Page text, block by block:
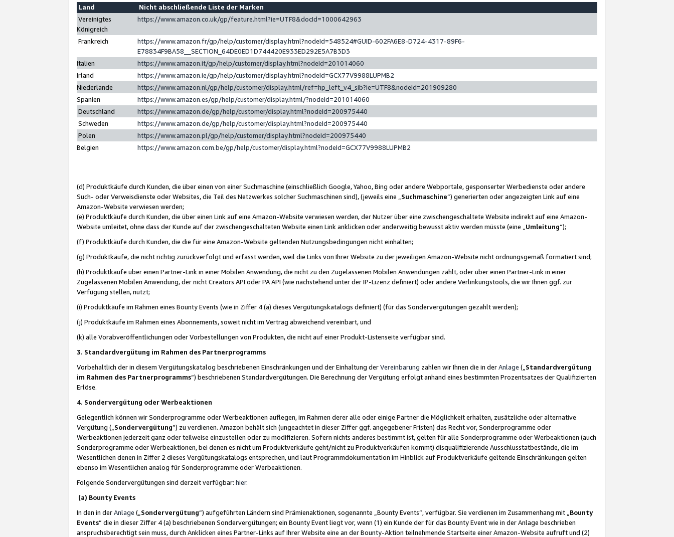
Land
Nicht abschließende Liste der Marken
Vereinigtes
Königreich
https://www.amazon.co.uk/gp/feature.html?ie=UTF8&docId=1000642963
Frankreich
https://www.amazon.fr/gp/help/customer/display.html?nodeId=548524#GUID-602FA6E8-D724-4317-89F6-
E78834F9BA58__SECTION_64DE0ED1D744420E933ED292E5A7B3D3
Italien
https://www.amazon.it/gp/help/customer/display.html?nodeId=201014060
Irland
https://www.amazon.ie/gp/help/customer/display.html?nodeId=GCX77V9988LUPMB2
Niederlande
https://www.amazon.nl/gp/help/customer/display.html/ref=hp_left_v4_sib?ie=UTF8&nodeId=201909280
Spanien
https://www.amazon.es/gp/help/customer/display.html/?nodeId=201014060
Deutschland
https://www.amazon.de/gp/help/customer/display.html?nodeId=200975440
Schweden
https://www.amazon.de/gp/help/customer/display.html?nodeId=200975440
Polen
https://www.amazon.pl/gp/help/customer/display.html?nodeId=200975440
Belgien
https://www.amazon.com.be/gp/help/customer/display.html?nodeId=GCX77V9988LUPMB2
(d) Produktkäufe durch Kunden, die über einen von einer Suchmaschine (einschließlich Google, Yahoo, Bing oder andere Webportale, gesponserter Werbedienste oder andere
Such- oder Verweisdienste oder Websites, die Teil des Netzwerkes solcher Suchmaschinen sind), (jeweils eine „ Suchmaschine“) generierten oder angezeigten Link auf eine
Amazon-Website verwiesen werden;
(e) Produktkäufe durch Kunden, die über einen Link auf eine Amazon-Website verwiesen werden, der Nutzer über eine zwischengeschaltete Website indirekt auf eine Amazon-
Website umleitet, ohne dass der Kunde auf der zwischengeschalteten Website einen Link anklicken oder anderweitig bewusst aktiv werden müsste (eine „ Umleitung“);
(f) Produktkäufe durch Kunden, die die für eine Amazon-Website geltenden Nutzungsbedingungen nicht einhalten;
(g) Produktkäufe, die nicht richtig zurückverfolgt und erfasst werden, weil die Links von Ihrer Website zu der jeweiligen Amazon-Website nicht ordnungsgemäß formatiert sind;
(h) Produktkäufe über einen Partner-Link in einer Mobilen Anwendung, die nicht zu den Zugelassenen Mobilen Anwendungen zählt, oder über einen Partner-Link in einer
Zugelassenen Mobilen Anwendung, der nicht Creators API oder PA API (wie nachstehend unter der IP-Lizenz definiert) oder andere Verlinkungstools, die wir Ihnen ggf. zur
Verfügung stellen, nutzt;
(i) Produktkäufe im Rahmen eines Bounty Events (wie in Ziffer 4 (a) dieses Vergütungskatalogs definiert) (für das Sondervergütungen gezahlt werden);
(j) Produktkäufe im Rahmen eines Abonnements, soweit nicht im Vertrag abweichend vereinbart, und
(k) alle Vorabveröffentlichungen oder Vorbestellungen von Produkten, die nicht auf einer Produkt-Listenseite verfügbar sind.
3. Standardvergütung im Rahmen des Partnerprogramms
Vorbehaltlich der in diesem Vergütungskatalog beschriebenen Einschränkungen und der Einhaltung derVereinbarung zahlen wir Ihnen die in derAnlage („ Standardvergütung
im Rahmen des Partnerprogramms“) beschriebenen Standardvergütungen. Die Berechnung der Vergütung erfolgt anhand eines bestimmten Prozentsatzes der Qualifizierten
Erlöse.
4. Sondervergütung oder Werbeaktionen
Gelegentlich können wir Sonderprogramme oder Werbeaktionen auflegen, im Rahmen derer alle oder einige Partner die Möglichkeit erhalten, zusätzliche oder alternative
Vergütung („ Sondervergütung”) zu verdienen. Amazon behält sich (ungeachtet in dieser Ziffer ggf. angegebener Fristen) das Recht vor, Sonderprogramme oder
Werbeaktionen jederzeit ganz oder teilweise einzustellen oder zu modifizieren. Sofern nichts anderes bestimmt ist, gelten für alle Sonderprogramme oder Werbeaktionen (auch
Sonderprogramme oder Werbeaktionen, bei denen es nicht um Produktverkäufe geht/nicht zu Produktverkäufen kommt) disqualifizierende Ausschlusstatbestände, die im
Wesentlichen denen in Ziffer 2 dieses Vergütungskatalogs entsprechen, und laut Programmdokumentation im Hinblick auf Produktverkäufe geltende Einschränkungen gelten
ebenso im Wesentlichen analog für Sonderprogramme oder Werbeaktionen.
Folgende Sondervergütungen sind derzeit verfügbar: hier.
(a) Bounty Events
In den in derAnlage („ Sondervergütung“) aufgeführten Ländern sind Prämienaktionen, sogenannte „Bounty Events“, verfügbar. Sie verdienen im Zusammenhang mit „ Bounty
Events“ die in dieser Ziffer 4 (a) beschriebenen Sondervergütungen; ein Bounty Event liegt vor, wenn (1) ein Kunde der für das Bounty Event wie in der Anlage beschrieben
anspruchsberechtigt sein muss, durch Anklicken eines Partner-Links auf Ihrer Website eine an der Bounty-Aktion teilnehmende Startseite einer Amazon-Website aufruft und (2)